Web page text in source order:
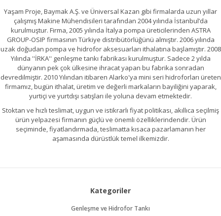
Yaşam Proje, Baymak A.Ş. ve Üniversal Kazan gibi firmalarda uzun yıllar
çalışmış Makine Mühendisileri tarafından 2004 yılında İstanbul’da
kurulmuştur. Firma, 2005 yılında İtalya pompa üreticilerinden ASTRA
GROUP-OSIP firmasının Türkiye distribütörlüğünü almıştır. 2006 yılında
uzak doğudan pompa ve hidrofor aksesuarları ithalatına başlamıştır. 2008
Yılında ''İRKA'' genleşme tankı fabrikası kurulmuştur. Sadece 2 yılda
dünyanın pek çok ülkesine ihracat yapan bu fabrika sonradan
devredilmiştir. 2010 Yılından itibaren Alarko'ya mini seri hidroforları üreten
firmamız, bugün ithalat, üretim ve değerli markaların bayiliğini yaparak,
yurtiçi ve yurtdışı satışları ile yoluna devam etmektedir.
Stoktan ve hızlı teslimat, uygun ve istikrarlı fiyat politikası, akıllıca seçilmiş
ürün yelpazesi firmanın güçlü ve önemli özelliklerindendir. Ürün
seçiminde, fiyatlandırmada, teslimatta kısaca pazarlamanın her
aşamasında dürüstlük temel ilkemizdir.
Kategoriler
Genleşme ve Hidrofor Tankı